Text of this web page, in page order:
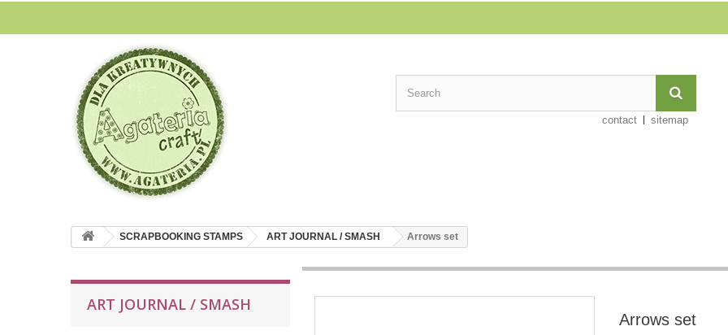
contact sitemap
SCRAPBOOKING STAMPS ART JOURNAL / SMASH Arrows set
ART JOURNAL / SMASH
Arrows set